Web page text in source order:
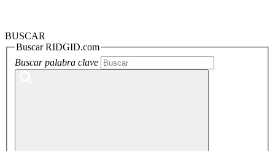
BUSCAR
Buscar RIDGID.com
Buscar palabra clave